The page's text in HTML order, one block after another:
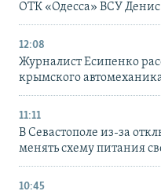
ОТК «Одесса» ВСУ
12:08
Журналист Есипенко
крымского
11:11
В Севастополе из-за
менять схему питания
10:45